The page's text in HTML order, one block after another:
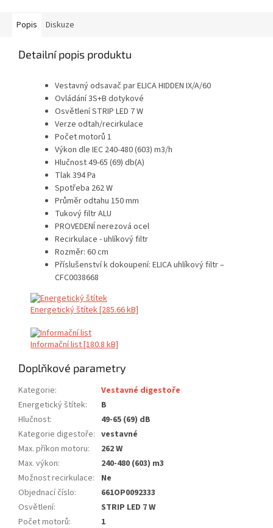
Popis Diskuze
Detailní popis produktu
Vestavný odsavač par ELICA HIDDEN IX/A/60
Ovládání 3S+B dotykové
Osvětlení STRIP LED 7 W
Verze odtah/recirkulace
Počet motorů 1
Výkon dle IEC 240-480 (603) m3/h
Hlučnost 49-65 (69) db(A)
Tlak 394 Pa
Spotřeba 262 W
Průměr odtahu 150 mm
Tukový filtr ALU
PROVEDENÍ nerezová ocel
Recirkulace - uhlíkový filtr
Rozměr: 60 cm
Příslušenství k dokoupení: ELICA uhlíkový filtr –
CFC0038668
Energetický štítek [285.66 kB]
Informační list [180.8 kB]
Doplňkové parametry
Kategorie:
Vestavné digestoře
Energetický štítek:
B
Hlučnost:
49-65 (69) dB
Kategorie digestoře: vestavné
Max. příkon motoru:
262 W
Max. výkon:
240-480 (603) m3
Možnost recirkulace:
Ne
Objednací číslo:
661OP0092333
Osvětlení:
STRIP LED 7 W
Počet motorů: 1